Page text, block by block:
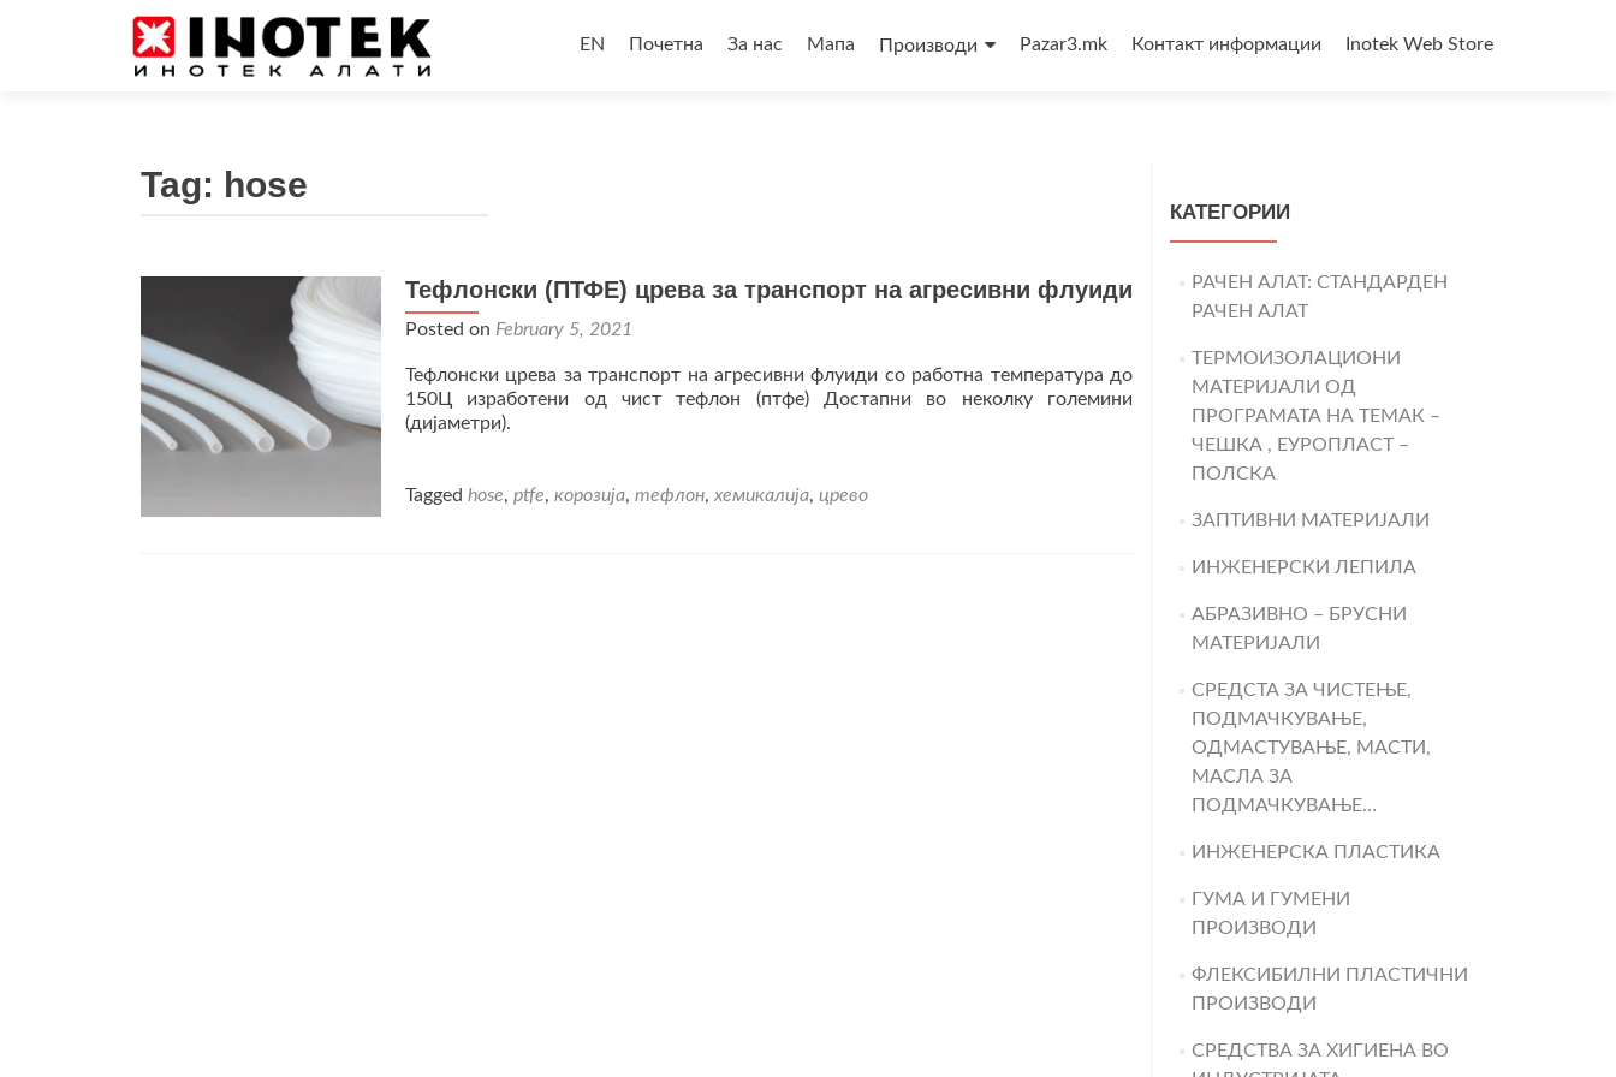
to
EN Почетна За нас Мапа Производи Pazar3.mk Контакт информации Inotek Web Store
Tag: hose
Тефлонски (ПТФЕ) црева за транспорт на агресивни флуиди
Posted on February 5, 2021
Тефлонски црева за транспорт на агресивни флуиди со работна температура до
150Ц изработени од чист тефлон (птфе) Достапни во неколку големини
(дијаметри).
Tagged hose, ptfe, корозија, тефлон, хемикалија, црево
КАТЕГОРИИ
РАЧЕН АЛАТ: СТАНДАРДЕН
РАЧЕН АЛАТ
ТЕРМОИЗОЛАЦИОНИ
МАТЕРИЈАЛИ ОД
ПРОГРАМАТА НА ТЕМАК –
ЧЕШКА , ЕУРОПЛАСТ –
ПОЛСКА
ЗАПТИВНИ МАТЕРИЈАЛИ
ИНЖЕНЕРСКИ ЛЕПИЛА
АБРАЗИВНО – БРУСНИ
МАТЕРИЈАЛИ
СРЕДСТА ЗА ЧИСТЕЊЕ,
ПОДМАЧКУВАЊЕ,
ОДМАСТУВАЊЕ, МАСТИ,
МАСЛА ЗА
ПОДМАЧКУВАЊЕ…
ИНЖЕНЕРСКА ПЛАСТИКА
ГУМА И ГУМЕНИ
ПРОИЗВОДИ
ФЛЕКСИБИЛНИ ПЛАСТИЧНИ
ПРОИЗВОДИ
СРЕДСТВА ЗА ХИГИЕНА ВО